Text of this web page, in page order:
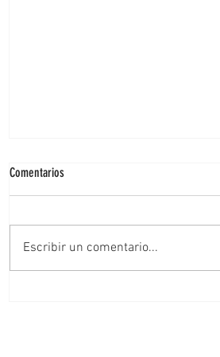
Comentarios
Escribir un comentario...